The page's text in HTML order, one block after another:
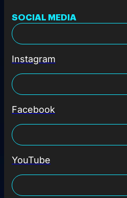
SOCIAL MEDIA
Instagram
Facebook
YouTube